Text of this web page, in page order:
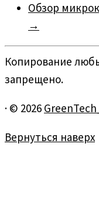
Обзор
→
Копирование
запрещено.
· © 2026
Вернуться наверх